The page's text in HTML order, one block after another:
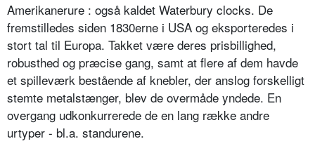
Amerikanerure : også kaldet Waterbury clocks. De
fremstilledes siden 1830erne i USA og eksporteredes i
stort tal til Europa. Takket være deres prisbillighed,
robusthed og præcise gang, samt at flere af dem havde
et spilleværk bestående af knebler, der anslog forskelligt
stemte metalstænger, blev de overmåde yndede. En
overgang udkonkurrerede de en lang række andre
urtyper - bl.a. standurene.